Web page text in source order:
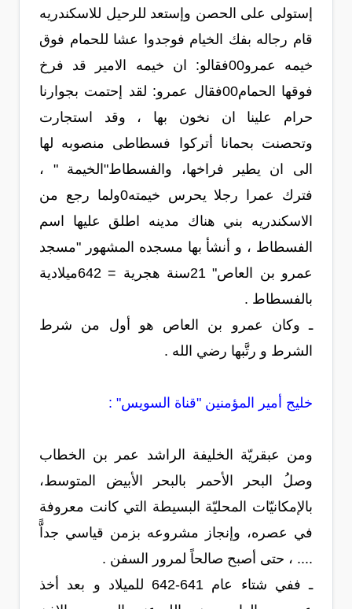
إستولى على الحصن وإستعد للرحيل للاسكندريه
قام رجاله بفك الخيام فوجدوا عشا للحمام فوق
خيمه عمرو00فقالو: ان خيمه الامير قد فرخ
فوقها الحمام00فقال عمرو: لقد إحتمت بجوارنا
حرام علينا ان نخون بها ، وقد استجارت
وتحصنت بحمانا أتركوا فسطاطى منصوبه لها
الى ان يطير فراخها، والفسطاط"الخيمة " ،
فترك عمرا رجلا يحرس خيمته0ولما رجع من
الاسكندريه بني هناك مدينه اطلق عليها اسم
الفسطاط ، و أنشأ بها مسجده المشهور "مسجد
عمرو بن العاص" 21سنة هجرية = 642ميلادية
بالفسطاط .
ـ وكان عمرو بن العاص هو أول من شرط
الشرط و رتَّبها رضي الله .
خليج أمير المؤمنين "قناة السويس" :
ومن عبقريّة الخليفة الراشد عمر بن الخطاب
وصلُ البحر الأحمر بالبحر الأبيض المتوسط،
بالإمكانيّات المحليّة البسيطة التي كانت معروفة
في عصره، وإنجاز مشروعه بزمن قياسي جداًّ
.... ، حتى أصبح صالحاً لمرور السفن .
ـ ففي شتاء عام 641-642 للميلاد و بعد أخذ